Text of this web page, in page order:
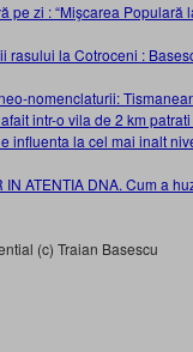
pe zi : “Mişcarea
rasului la Cotroceni :
nomenclaturii:
intr-o vila de 2 km
influenta la cel mai inalt
IN ATENTIA DNA. Cum a
(c) Traian Basescu